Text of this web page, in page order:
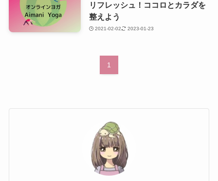
リフレッシュ！ココロとカラダを
整えよう
2021-02-02 2023-01-23
1